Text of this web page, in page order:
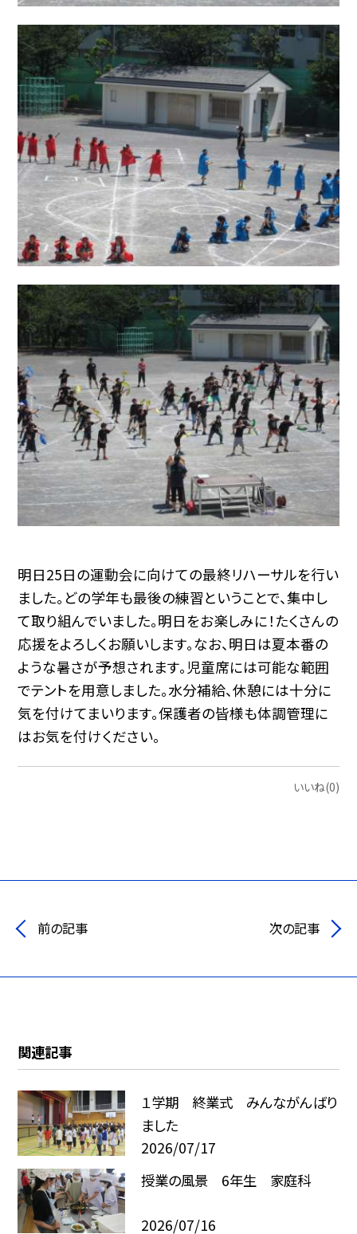
明日25日の運動会に向けての最終リハーサルを行い
ました。どの学年も最後の練習ということで、集中し
て取り組んでいました。明日をお楽しみに！たくさんの
応援をよろしくお願いします。なお、明日は夏本番の
ような暑さが予想されます。児童席には可能な範囲
でテントを用意しました。水分補給、休憩には十分に
気を付けてまいります。保護者の皆様も体調管理に
はお気を付けください。
いいね(0)
前の記事 次の記事
関連記事
１学期 終業式 みんながんばり
ました
2026/07/17
授業の風景 6年生 家庭科
2026/07/16